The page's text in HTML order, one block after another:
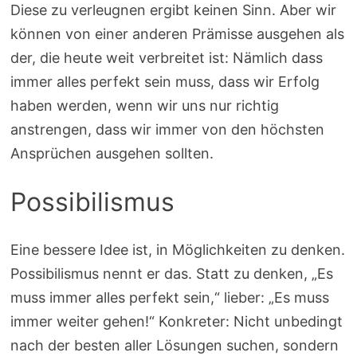
Diese zu verleugnen ergibt keinen Sinn. Aber wir
können von einer anderen Prämisse ausgehen als
der, die heute weit verbreitet ist: Nämlich dass
immer alles perfekt sein muss, dass wir Erfolg
haben werden, wenn wir uns nur richtig
anstrengen, dass wir immer von den höchsten
Ansprüchen ausgehen sollten.
Possibilismus
Eine bessere Idee ist, in Möglichkeiten zu denken.
Possibilismus nennt er das. Statt zu denken, „Es
muss immer alles perfekt sein,“ lieber: „Es muss
immer weiter gehen!“ Konkreter: Nicht unbedingt
nach der besten aller Lösungen suchen, sondern